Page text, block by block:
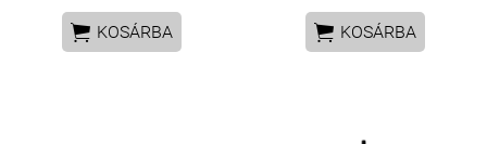
 KOSÁRBA  KOSÁRBA